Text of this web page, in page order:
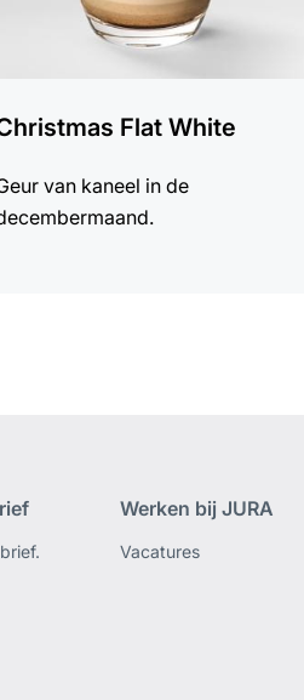
Flat White
van kaneel in de
Werken bij JURA
Vacatures